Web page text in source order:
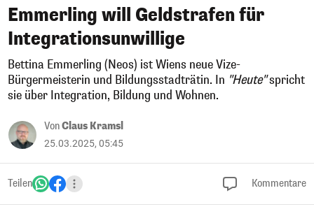
Emmerling will Geldstrafen für
Integrationsunwillige
Bettina Emmerling (Neos) ist Wiens neue Vize-
Bürgermeisterin und Bildungsstadträtin. In "Heute"spricht
sie über Integration, Bildung und Wohnen.
VonClaus Kramsl
25.03.2025, 05:45
Teilen Kommentare